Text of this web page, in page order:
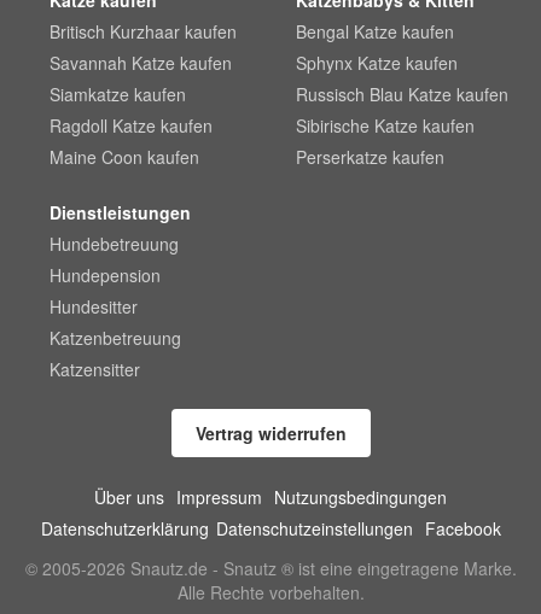
Britisch Kurzhaar kaufen
Savannah Katze kaufen
Siamkatze kaufen
Ragdoll Katze kaufen
Maine Coon kaufen
Bengal Katze kaufen
Sphynx Katze kaufen
Russisch Blau Katze kaufen
Sibirische Katze kaufen
Perserkatze kaufen
Dienstleistungen
Hundebetreuung
Hundepension
Hundesitter
Katzenbetreuung
Katzensitter
Vertrag widerrufen
Über uns Impressum Nutzungsbedingungen
Datenschutzerklärung Datenschutzeinstellungen Facebook
© 2005-2026 Snautz.de - Snautz ® ist eine eingetragene Marke.
Alle Rechte vorbehalten.